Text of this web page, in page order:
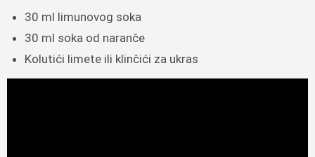
30 ml limunovog soka
30 ml soka od naranče
Kolutići limete ili klinčići za ukras